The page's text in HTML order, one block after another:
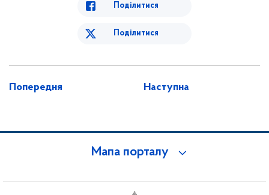
Поділитися
Поділитися
Попередня Наступна
Мапа порталу